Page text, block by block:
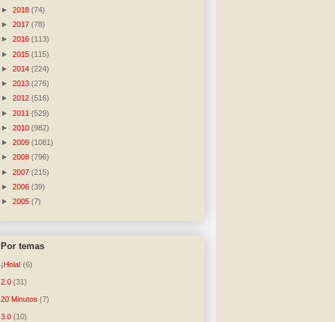
► 2018 (74)
► 2017 (78)
► 2016 (113)
► 2015 (115)
► 2014 (224)
► 2013 (276)
► 2012 (516)
► 2011 (529)
► 2010 (982)
► 2009 (1081)
► 2008 (796)
► 2007 (215)
► 2006 (39)
► 2005 (7)
Por temas
¡Hola! (6)
2.0 (31)
20 Minutos (7)
3.0 (10)